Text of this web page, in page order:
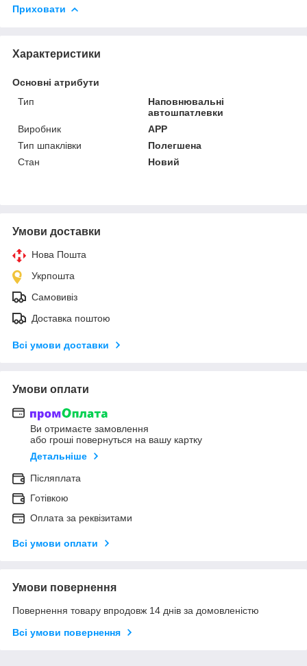
Приховати
Характеристики
Основні атрибути
Тип
Наповнювальні
автошпатлевки
Виробник
APP
Тип шпаклівки
Полегшена
Стан
Новий
Умови доставки
Нова Пошта
Укрпошта
Самовивіз
Доставка поштою
Всі умови доставки
Умови оплати
Ви отримаєте замовлення
або гроші повернуться на вашу картку
Детальніше
Післяплата
Готівкою
Оплата за реквізитами
Всі умови оплати
Умови повернення
Повернення товару впродовж 14 днів за домовленістю
Всі умови повернення